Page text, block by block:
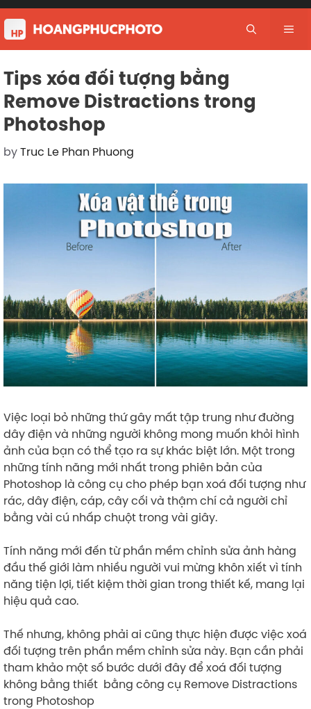
Skip
to
content
Tips xóa đối tượng bằng
Remove Distractions trong
Photoshop
byTruc Le Phan Phuong
Việc loại bỏ những thứ gây mất tập trung như đường
dây điện và những người không mong muốn khỏi hình
ảnh của bạn có thể tạo ra sự khác biệt lớn. Một trong
những tính năng mới nhất trong phiên bản của
Photoshop là công cụ cho phép bạn xoá đối tượng như
rác, dây điện, cáp, cây cối và thậm chí cả người chỉ
bằng vài cú nhấp chuột trong vài giây.
Tính năng mới đến từ phần mềm chỉnh sửa ảnh hàng
đầu thế giới làm nhiều người vui mừng khôn xiết vì tính
năng tiện lợi, tiết kiệm thời gian trong thiết kế, mang lại
hiệu quả cao.
Thế nhưng, không phải ai cũng thực hiện được việc xoá
đối tượng trên phần mềm chỉnh sửa này. Bạn cần phải
tham khảo một số bước dưới đây để xoá đối tượng
không bằng thiết bằng công cụ Remove Distractions
trong Photoshop